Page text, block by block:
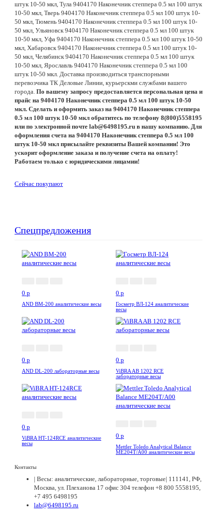
штук 10-50 мкл, Тула 9404170 Наконечник степпера 0.5 мл 100 штук
10-50 мкл, Тверь 9404170 Наконечник степпера 0.5 мл 100 штук 10-
50 мкл, Тюмень 9404170 Наконечник степпера 0.5 мл 100 штук 10-
50 мкл, Ульяновск 9404170 Наконечник степпера 0.5 мл 100 штук
10-50 мкл, Уфа 9404170 Наконечник степпера 0.5 мл 100 штук 10-50
мкл, Хабаровск 9404170 Наконечник степпера 0.5 мл 100 штук 10-
50 мкл, Челябинск 9404170 Наконечник степпера 0.5 мл 100 штук
10-50 мкл, Ярославль 9404170 Наконечник степпера 0.5 мл 100
штук 10-50 мкл. Доставка производиться транспорными
перевозчика ТК Деловые Линии, курьерскми службами вашего
города. По вашему запросу предоставляется персональная цена и
прайс на 9404170 Наконечник степпера 0.5 мл 100 штук 10-50
мкл. Сделать и оформить заказ на 9404170 Наконечник степпера
0.5 мл 100 штук 10-50 мкл обратитесь по телефону 8(800)5558195
или по электронной почте lab@6498195.ru в нашу компанию. Для
оформления счета на 9404170 Наконечник степпера 0.5 мл 100
штук 10-50 мкл присылайте реквизиты Вашей компании! Это
ускорит оформление заказа и получение счета на оплату!
Работаем только с юридическими лицамии!
Сейчас покупают
Спецпредложения
0 p
AND BM-200 аналитические весы
0 p
Госметр ВЛ-124 аналитические
весы
0 p
AND DL-200 лабораторные весы
0 p
ViBRA AB 1202 RCE
лабораторные весы
0 p
ViBRA HT-124RCE аналитические
весы
0 p
Mettler Toledo Analytical Balance
ME204T/A00 аналитические весы
Контакты
| Весы: аналитические, лабораторные, торговые| 111141, РФ,
Москва, ул. Плеханова 17 офис 304 телефон +8 800 5558195,
+7 495 6498195
lab@6498195.ru